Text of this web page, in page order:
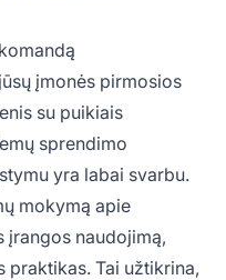
įmonės pirmosios
su puikiais
sprendimo
yra labai svarbu.
mokymą apie
įrangos naudojimą,
praktikas. Tai užtikrina,